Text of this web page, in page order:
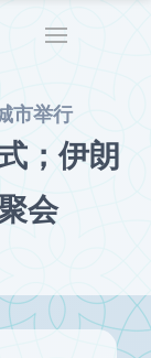
市举行
；伊朗
会